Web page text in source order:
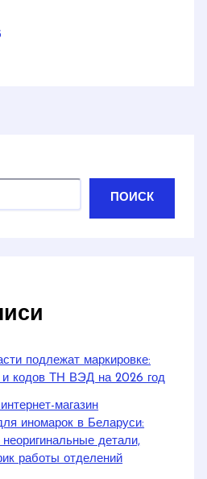
ПОИСК
подлежат маркировке:
и кодов ТН ВЭД на 2026 год
магазин
иномарок в Беларуси:
детали,
работы отделений